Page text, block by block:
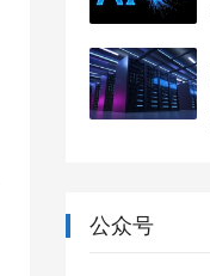
公众号